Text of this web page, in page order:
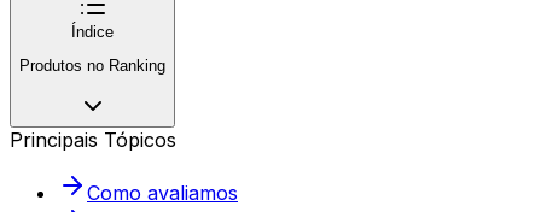
Índice
Produtos no Ranking
Principais Tópicos
Como avaliamos